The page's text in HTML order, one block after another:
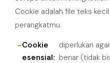
Cookie adalah file teks
perangkatmu.
Cookie
esensial:
diperlukan
benar (tidak